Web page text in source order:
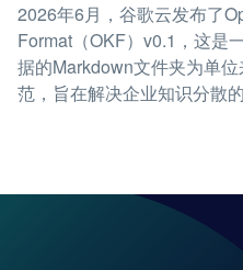
2026年6月，谷歌云发布了
Format（OKF）v0.1，这是
据的Markdown文件夹为单
范，旨在解决企业知识分散的